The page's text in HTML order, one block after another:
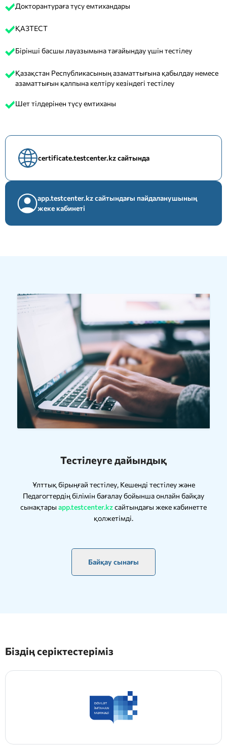
Докторантураға түсу емтихандары
ҚАЗТЕСТ
Бірінші басшы лауазымына тағайындау үшін тестілеу
Қазақстан Республикасының азаматтығына қабылдау немесе
азаматтығын қалпына келтіру кезіндегі тестілеу
Шет тілдерінен түсу емтиханы
certificate.testcenter.kz сайтында
app.testcenter.kz сайтындағы пайдаланушының
жеке кабинеті
Тестілеуге дайындық
Ұлттық бірыңғай тестілеу, Кешенді тестілеу және
Педагогтердің білімін бағалау бойынша онлайн байқау
сынақтары app.testcenter.kzсайтындағы жеке кабинетте
қолжетімді.
Байқау сынағы
Біздің серіктестеріміз